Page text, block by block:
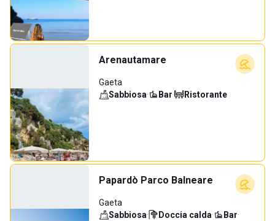
Arenautamare
Gaeta
Sabbiosa· Bar· Ristorante
Papardò Parco Balneare
Gaeta
Sabbiosa· Doccia calda· Bar·